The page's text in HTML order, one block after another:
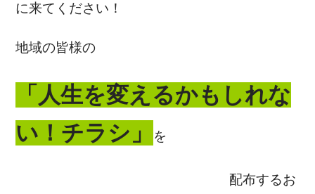
に来てください！
地域の皆様の
「人生を変えるかもしれな
い！チラシ」
を
配布するお